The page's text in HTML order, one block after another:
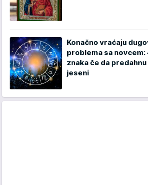
Konačno vraćaju
problema sa
znaka če da
jeseni